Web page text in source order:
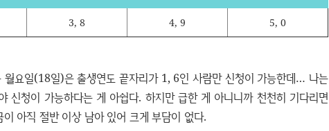
3, 8 4, 9 5, 0
월요일(18일)은 출생연도 끝자리가 1, 6인 사람만 신청이 가능한데… 나는
신청이 가능하다는 게 아쉽다. 하지만 급한 게 아니니까 천천히 기다리면
아직 절반 이상 남아 있어 크게 부담이 없다.